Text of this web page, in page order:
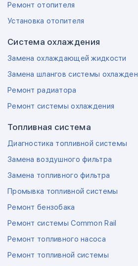
Ремонт отопителя
Установка отопителя
Система охлаждения
Замена охлаждающей жидкости
Замена шлангов системы
Ремонт радиатора
Ремонт системы охлаждения
Топливная система
Диагностика топливной системы
Замена воздушного фильтра
Замена топливного фильтра
Промывка топливной системы
Ремонт бензобака
Ремонт системы Common Rail
Ремонт топливного насоса
Ремонт топливной системы